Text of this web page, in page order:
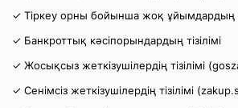
✓ Тіркеу орны бойынша жоқ ұйымдардың
✓ Банкроттық кәсіпорындардың тізілімі
✓ Жосықсыз жеткізушілердің тізілімі
✓ Сенімсіз жеткізушілердің тізілімі